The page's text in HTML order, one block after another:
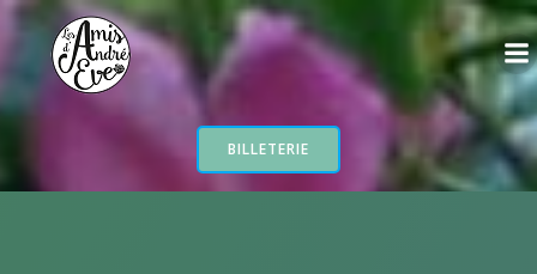
Aller
au
contenu
BILLETERIE